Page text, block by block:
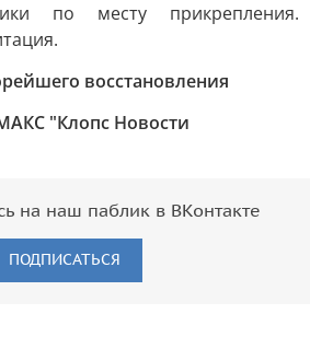
по месту прикрепления.
восстановления
"Клопс Новости
на наш паблик в ВКонтакте
ПОДПИСАТЬСЯ